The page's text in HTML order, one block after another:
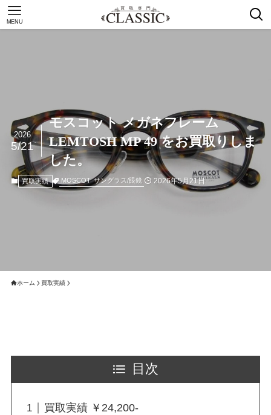
MENU
モスコット メガネフレーム
LEMTOSH MP 49 をお買取りしま
した。
2026
5/21
買取実績 MOSCOT サングラス/眼鏡 2026年5月21日
ホーム 買取実績
目次
買取実績 ￥24,200-